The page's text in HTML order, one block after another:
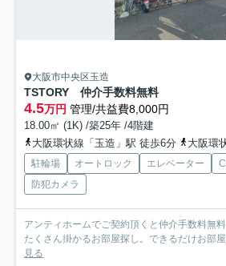
大阪市中央区玉造
TSTORY 仲介手数料無料
4.5万円 管理/共益費8,000円
18.00㎡ (1K) /築25年 /4階建
大阪環状線「玉造」駅 徒歩6分
大阪環状
駐輪場 オートロック エレベーター
防犯カメラ
アンティホームでご契約頂くと仲介手数料無
たくさん掛かるお部屋探し。できるだけお部
見る